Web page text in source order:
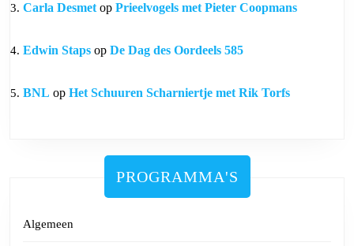
Carla Desmet op Prieelvogels met Pieter Coopmans
Edwin Staps op De Dag des Oordeels 585
BNL op Het Schuuren Scharniertje met Rik Torfs
PROGRAMMA'S
Algemeen